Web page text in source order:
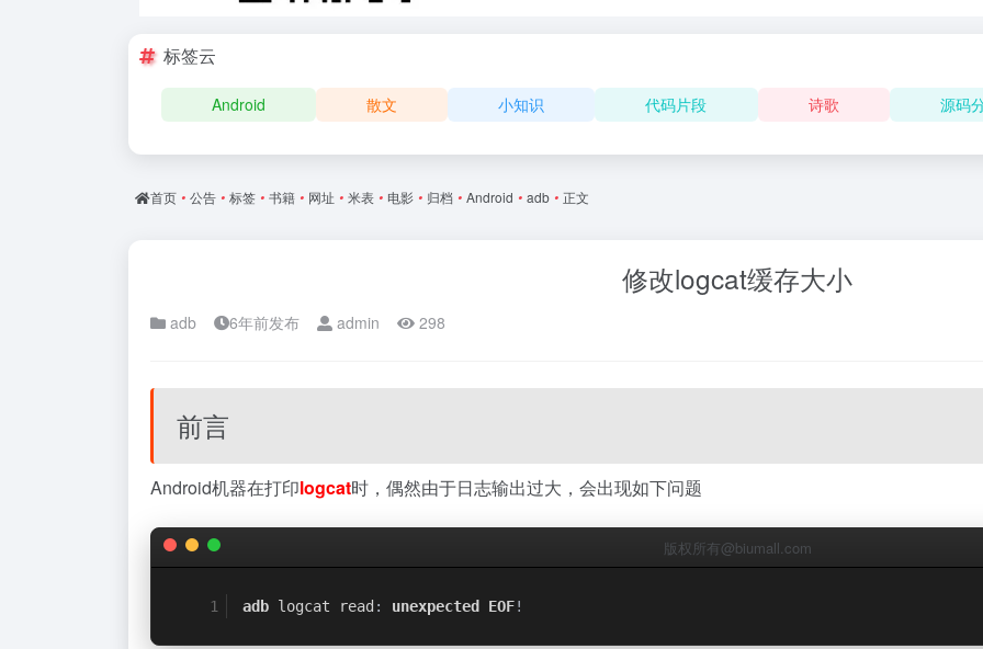
标签云
Android 散文 小知识 代码片段 诗歌 源码
首页 • 公告 • 标签 • 书籍 • 网址 • 米表 • 电影 • 归档 • Android • adb • 正文
修改logcat缓存大小
adb 6年前发布 admin 298
前言
Android机器在打印logcat时，偶然由于日志输出过大，会出现如下问题
版权所有@biumall.com
adb logcat read : unexpected EOF!